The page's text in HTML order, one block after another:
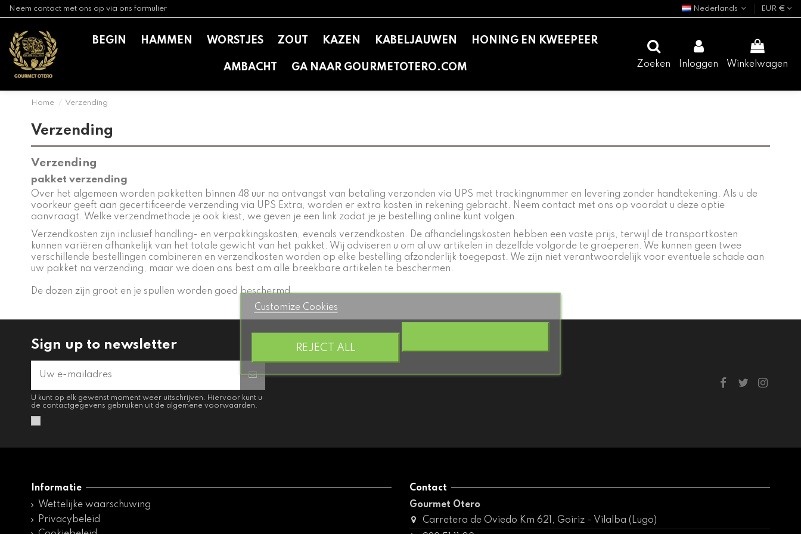
Neem contact met ons op via ons formulier Nederlands EUR €
BEGIN HAMMEN WORSTJES ZOUT KAZEN KABELJAUWEN HONING EN KWEEPEER
AMBACHT GA NAAR GOURMETOTERO.COM Zoeken Inloggen Winkelwagen
Home Verzending
Verzending
Verzending
pakket verzending
Over het algemeen worden pakketten binnen 48 uur na ontvangst van betaling verzonden via UPS met trackingnummer en levering zonder handtekening. Als u de
voorkeur geeft aan gecertificeerde verzending via UPS Extra, worden er extra kosten in rekening gebracht. Neem contact met ons op voordat u deze optie
aanvraagt. Welke verzendmethode je ook kiest, we geven je een link zodat je je bestelling online kunt volgen.
Verzendkosten zijn inclusief handling- en verpakkingskosten, evenals verzendkosten. De afhandelingskosten hebben een vaste prijs, terwijl de transportkosten
kunnen variëren afhankelijk van het totale gewicht van het pakket. Wij adviseren u om al uw artikelen in dezelfde volgorde te groeperen. We kunnen geen twee
verschillende bestellingen combineren en verzendkosten worden op elke bestelling afzonderlijk toegepast. We zijn niet verantwoordelijk voor eventuele schade aan
uw pakket na verzending, maar we doen ons best om alle breekbare artikelen te beschermen.
De dozen zijn groot en je spullen worden goed beschermd.
Sign up to newsletter
U kunt op elk gewenst moment weer uitschrijven. Hiervoor kunt u
de contactgegevens gebruiken uit de algemene voorwaarden.
Informatie
Wettelijke waarschuwing
Privacybeleid
Contact
Gourmet Otero
Carretera de Oviedo Km 621, Goiriz - Vilalba (Lugo)
Customize Cookies
REJECT ALL